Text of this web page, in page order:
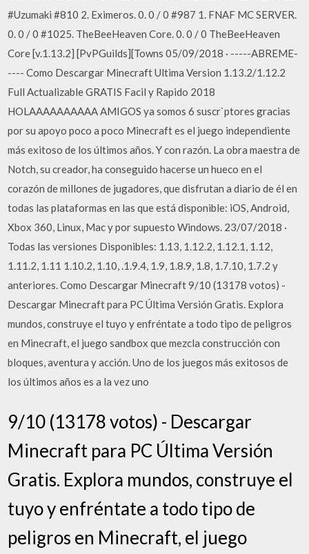
#Uzumaki #810 2. Eximeros. 0. 0 / 0 #987 1. FNAF MC SERVER.
0. 0 / 0 #1025. TheBeeHeaven Core. 0. 0 / 0 TheBeeHeaven
Core [v.1.13.2] [PvPGuilds][Towns 05/09/2018 · -----ABREME-
---- Como Descargar Minecraft Ultima Version 1.13.2/1.12.2
Full Actualizable GRATIS Facil y Rapido 2018
HOLAAAAAAAAAA AMIGOS ya somos 6 suscr`ptores gracias
por su apoyo poco a poco Minecraft es el juego independiente
más exitoso de los últimos años. Y con razón. La obra maestra de
Notch, su creador, ha conseguido hacerse un hueco en el
corazón de millones de jugadores, que disfrutan a diario de él en
todas las plataformas en las que está disponible: iOS, Android,
Xbox 360, Linux, Mac y por supuesto Windows. 23/07/2018 ·
Todas las versiones Disponibles: 1.13, 1.12.2, 1.12.1, 1.12,
1.11.2, 1.11 1.10.2, 1.10, .1.9.4, 1.9, 1.8.9, 1.8, 1.7.10, 1.7.2 y
anteriores. Como Descargar Minecraft 9/10 (13178 votos) -
Descargar Minecraft para PC Última Versión Gratis. Explora
mundos, construye el tuyo y enfréntate a todo tipo de peligros
en Minecraft, el juego sandbox que mezcla construcción con
bloques, aventura y acción. Uno de los juegos más exitosos de
los últimos años es a la vez uno
9/10 (13178 votos) - Descargar
Minecraft para PC Última Versión
Gratis. Explora mundos, construye el
tuyo y enfréntate a todo tipo de
peligros en Minecraft, el juego